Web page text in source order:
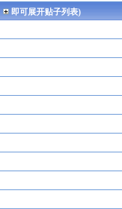
即可展开贴子列表)